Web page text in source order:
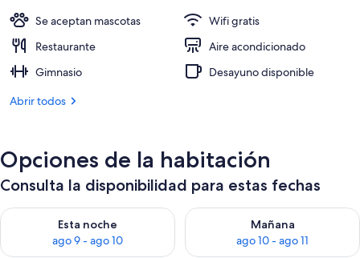
Habitación Deluxe doble, 1 cama de
Se aceptan mascotas
Wifi gratis
Restaurante
Aire acondicionado
Gimnasio
Desayuno disponible
Abrir todos
Opciones de la habitación
Consulta la disponibilidad para estas fechas
Esta noche
ago 9 - ago 10
Consulta la disponibilidad para esta noche, ago 9 - ago 10
Mañana
ago 10 - ago 11
Consulta la disponibilidad